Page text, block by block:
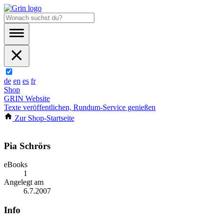
de en es fr
Shop
GRIN Website
Texte veröffentlichen, Rundum-Service genießen
Zur Shop-Startseite
Pia Schrörs
eBooks
1
Angelegt am
6.7.2007
Info